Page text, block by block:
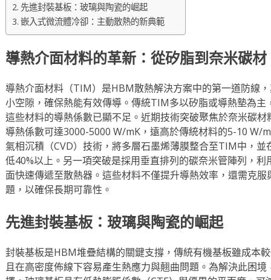
先進封裝基板：玻璃與陶瓷的崛起
嵌入式微流體冷卻：主動散熱的新典範
導熱介面材料的革新：從矽脂到奈米碳材
導熱介面材料（TIM）是HBM散熱解決方案中的第一道防線
小空隙，確保熱能有效傳導。傳統TIM多以矽脂或導熱墊為
這些材料的導熱係數已顯不足。近期技術突破聚焦於奈米碳
導熱係數可達3000-5000 W/mK，遠高於傳統材料的5-10 W/
氣相沉積（CVD）技術，將多層石墨烯薄膜整合至TIM中，
低40%以上。另一項突破是採用垂直排列的碳奈米管陣列，
面快速傳遞至散熱器。這些材料不僅提升導熱效率，還需克
題，以確保長期可靠性。
先進封裝基板：玻璃與陶瓷的崛起
封裝基板是HBM堆疊結構的關鍵支撐，傳統有機基板雖成本
且在高密度佈線下容易產生熱應力與翹曲問題。為解決此困